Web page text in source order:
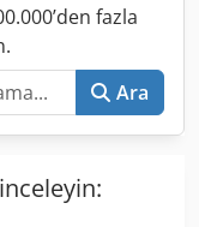
fazla
Ara